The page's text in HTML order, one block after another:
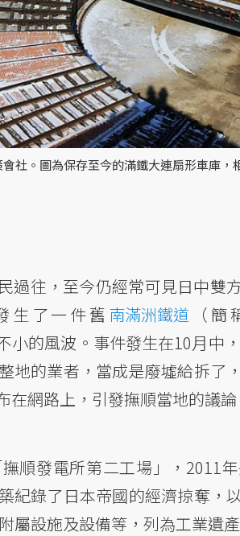
社。圖為保存至今的滿鐵大連扇形車庫，
過往，至今仍經常可見日中雙
生了一件舊 南滿洲鐵道 （
小的風波。事件發生在10月中
地的業者，當成是廢墟給拆了
網路上，引發撫順當地的議
順發電所第二工場」，2011
紀錄了日本帝國的經濟掠奪，
屬設施及設備等，列為工業遺